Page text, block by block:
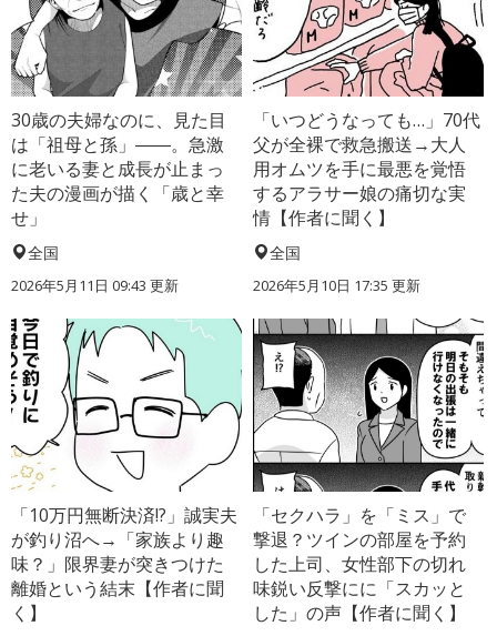
30歳の夫婦なのに、見た目
は「祖母と孫」――。急激
に老いる妻と成長が止まっ
た夫の漫画が描く「歳と幸
せ」
全国
2026年5月11日 09:43 更新
「いつどうなっても…」70代
父が全裸で救急搬送→大人
用オムツを手に最悪を覚悟
するアラサー娘の痛切な実
情【作者に聞く】
全国
2026年5月10日 17:35 更新
「10万円無断決済!?」誠実夫
が釣り沼へ→「家族より趣
味？」限界妻が突きつけた
離婚という結末【作者に聞
く】
「セクハラ」を「ミス」で
撃退？ツインの部屋を予約
した上司、女性部下の切れ
味鋭い反撃にに「スカッと
した」の声【作者に聞く】